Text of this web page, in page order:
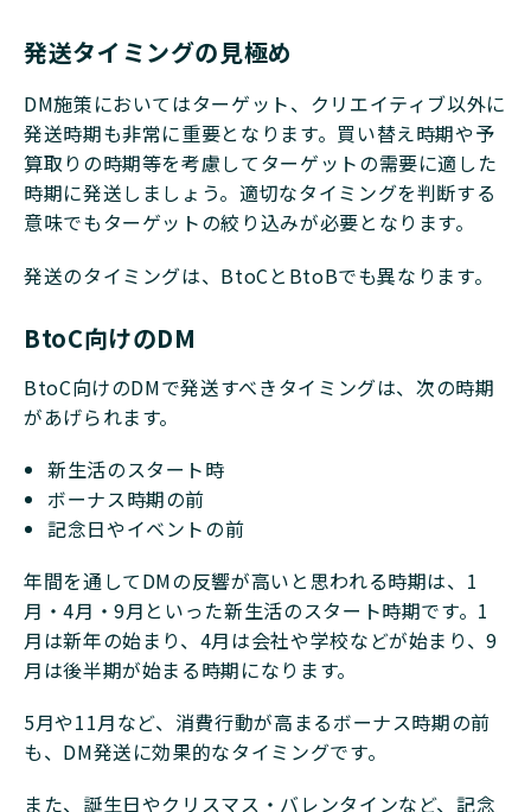
発送タイミングの見極め
DM施策においてはターゲット、クリエイティブ以外に
発送時期も非常に重要となります。買い替え時期や予
算取りの時期等を考慮してターゲットの需要に適した
時期に発送しましょう。適切なタイミングを判断する
意味でもターゲットの絞り込みが必要となります。
発送のタイミングは、BtoCとBtoBでも異なります。
BtoC向けのDM
BtoC向けのDMで発送すべきタイミングは、次の時期
があげられます。
新生活のスタート時
ボーナス時期の前
記念日やイベントの前
年間を通してDMの反響が高いと思われる時期は、1
月・4月・9月といった新生活のスタート時期です。1
月は新年の始まり、4月は会社や学校などが始まり、9
月は後半期が始まる時期になります。
5月や11月など、消費行動が高まるボーナス時期の前
も、DM発送に効果的なタイミングです。
また、誕生日やクリスマス・バレンタインなど、記念